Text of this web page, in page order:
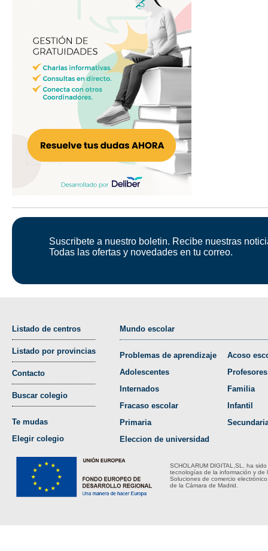
Suscribete a nuestro boletin. Recibe nuestras
Todas las ofertas y novedades en tu correo.
Listado de centros
Listado por provincias
Contacto
Buscar colegio
Te mudas
Elegir colegio
Mundo escolar
Problemas de aprendizaje
Adolescentes
Internados
Fracaso escolar
Primaria
Eleccion de universidad
Acoso
Profesores
Familia
Infantil
SCHOLARUM DIGITAL,SL, ha
tecnologías de la información y de
Soluciones de comercio
de la Cámara de Madrid.